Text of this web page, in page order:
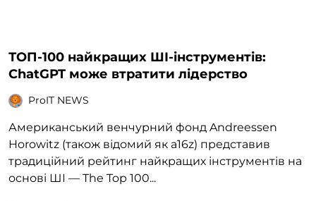
ТОП-100 найкращих ШІ-інструментів:
ChatGPT може втратити лідерство
ProIT NEWS
Американський венчурний фонд Andreessen
Horowitz (також відомий як a16z) представив
традиційний рейтинг найкращих інструментів на
основі ШІ — The Top 100...